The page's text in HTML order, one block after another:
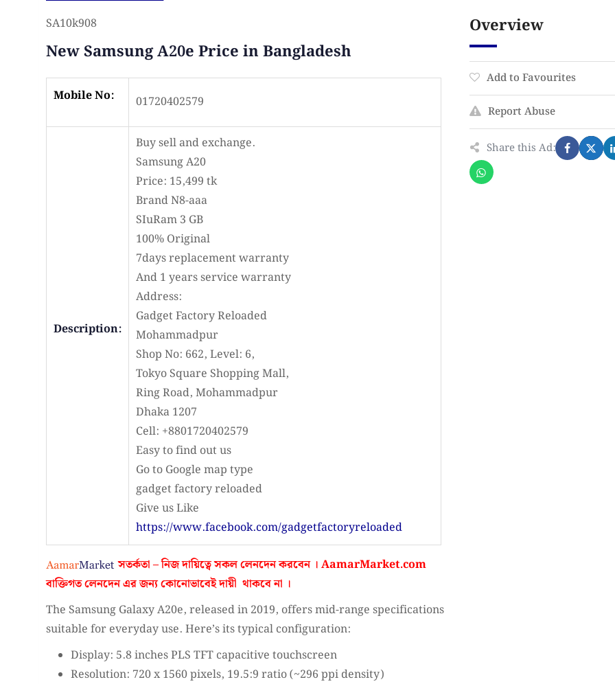
SA10k908
New Samsung A20e Price in Bangladesh
Mobile No: 01720402579
Description:
Buy sell and exchange.
Samsung A20
Price: 15,499 tk
Brand N8-aaa
SIuRam 3 GB
100% Original
7days replacement warranty
And 1 years service warranty
Address:
Gadget Factory Reloaded
Mohammadpur
Shop No: 662, Level: 6,
Tokyo Square Shopping Mall,
Ring Road, Mohammadpur
Dhaka 1207
Cell: +8801720402579
Easy to find out us
Go to Google map type
gadget factory reloaded
Give us Like
https://www.facebook.com/gadgetfactoryreloaded
সতর্কতা – নিজ দায়িত্বে সকল লেনদেন করবেন । AamarMarket.com
বাক্তিগত লেনদেন এর জন্য কোনোভাবেইদায়ী থাকবে না ।
The Samsung Galaxy A20e, released in 2019, offers mid-range specifications
suitable for everyday use. Here’s its typical configuration:
Display: 5.8 inches PLS TFT capacitive touchscreen
Resolution: 720 x 1560 pixels, 19.5:9 ratio (~296 ppi density)
Overview
Add to Favourites
Report Abuse
Share this Ad: